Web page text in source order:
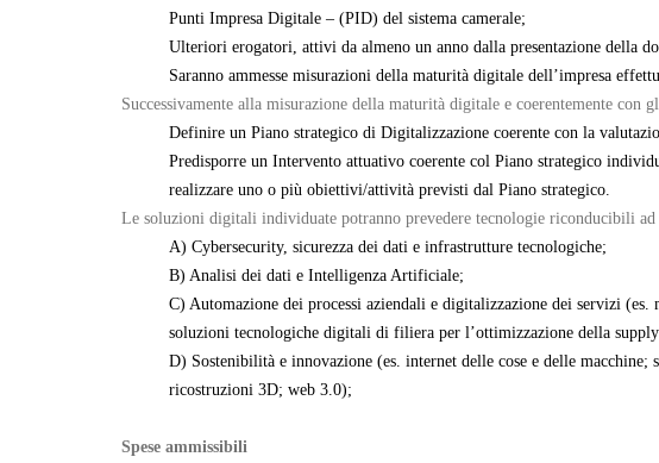
Punti Impresa Digitale – (PID) del sistema camerale;
Ulteriori erogatori, attivi da almeno un anno dalla presentazione della
Saranno ammesse misurazioni della maturità digitale dell’impresa
Successivamente alla misurazione della maturità digitale e coerentemente con
Definire un Piano strategico di Digitalizzazione coerente con la
Predisporre un Intervento attuativo coerente col Piano strategico
realizzare uno o più obiettivi/attività previsti dal Piano strategico.
Le soluzioni digitali individuate potranno prevedere tecnologie riconducibili
A) Cybersecurity, sicurezza dei dati e infrastrutture tecnologiche;
B) Analisi dei dati e Intelligenza Artificiale;
C) Automazione dei processi aziendali e digitalizzazione dei servizi
soluzioni tecnologiche digitali di filiera per l’ottimizzazione della
D) Sostenibilità e innovazione (es. internet delle cose e delle
ricostruzioni 3D; web 3.0);
Spese ammissibili